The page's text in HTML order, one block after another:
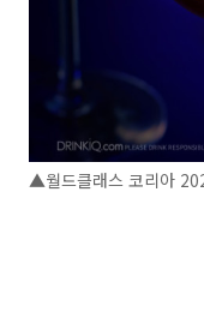
▲월드클래스 코리아